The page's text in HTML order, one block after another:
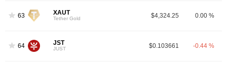
63 XAUT
Tether Gold $4,324.25 0.00 %
64 JST
JUST $0.103661 -0.44 %